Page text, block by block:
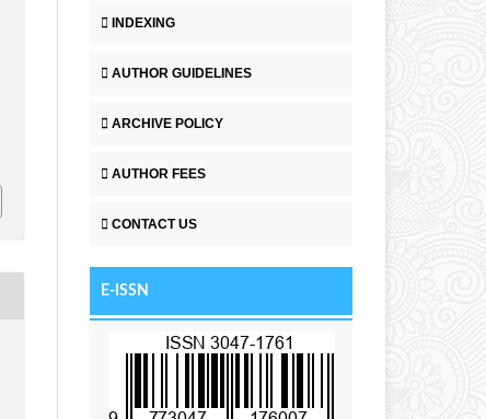
INDEXING
AUTHOR GUIDELINES
ARCHIVE POLICY
AUTHOR FEES
CONTACT US
E-ISSN